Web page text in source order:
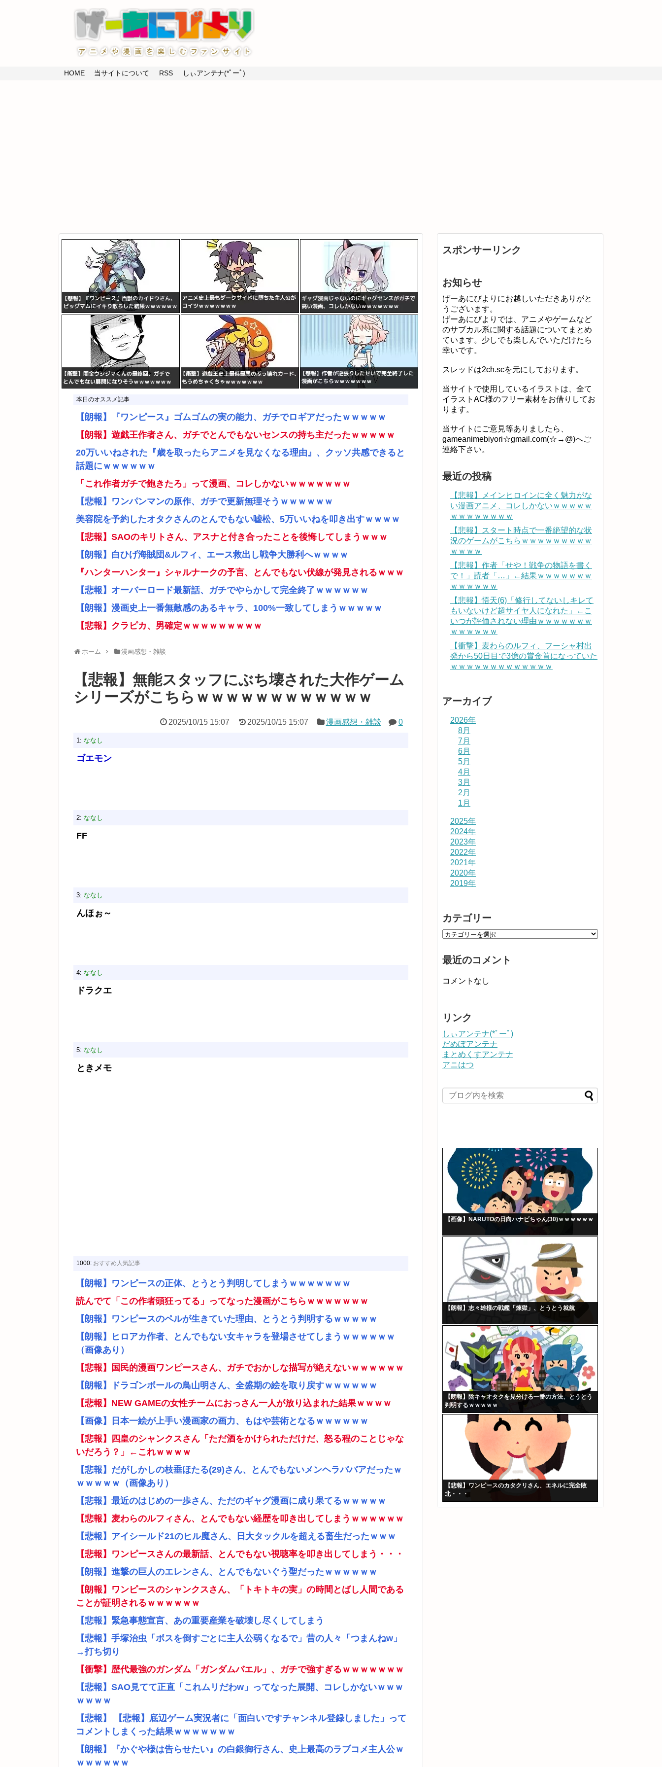
HOME 当サイトについて RSS しぃアンテナ(*ﾟーﾟ)
本日のオススメ記事
【朗報】『ワンピース』ゴムゴムの実の能力、ガチでロギアだったｗｗｗｗｗ
【朗報】遊戯王作者さん、ガチでとんでもないセンスの持ち主だったｗｗｗｗｗ
20万いいねされた『歳を取ったらアニメを見なくなる理由』、クッソ共感できると
話題にｗｗｗｗｗｗ
「これ作者ガチで飽きたろ」って漫画、コレしかないｗｗｗｗｗｗｗ
【悲報】ワンパンマンの原作、ガチで更新無理そうｗｗｗｗｗｗ
美容院を予約したオタクさんのとんでもない嘘松、5万いいねを叩き出すｗｗｗｗ
【悲報】SAOのキリトさん、アスナと付き合ったことを後悔してしまうｗｗｗ
【朗報】白ひげ海賊団&ルフィ、エース救出し戦争大勝利へｗｗｗｗ
『ハンターハンター』シャルナークの予言、とんでもない伏線が発見されるｗｗｗ
【悲報】オーバーロード最新話、ガチでやらかして完全終了ｗｗｗｗｗｗ
【朗報】漫画史上一番無敵感のあるキャラ、100%一致してしまうｗｗｗｗｗ
【悲報】クラピカ、男確定ｗｗｗｗｗｗｗｗｗ
ホーム 漫画感想・雑談
【悲報】無能スタッフにぶち壊された大作ゲーム
シリーズがこちらｗｗｗｗｗｗｗｗｗｗｗｗ
2025/10/15 15:07 2025/10/15 15:07 漫画感想・雑談 0
1: ななし
ゴエモン
2: ななし
FF
3: ななし
んほぉ～
4: ななし
ドラクエ
5: ななし
ときメモ
1000: おすすめ人気記事
【朗報】ワンピースの正体、とうとう判明してしまうｗｗｗｗｗｗｗ
読んでて「この作者頭狂ってる」ってなった漫画がこちらｗｗｗｗｗｗｗ
【朗報】ワンピースのペルが生きていた理由、とうとう判明するｗｗｗｗｗ
【朗報】ヒロアカ作者、とんでもない女キャラを登場させてしまうｗｗｗｗｗｗ
（画像あり）
【悲報】国民的漫画ワンピースさん、ガチでおかしな描写が絶えないｗｗｗｗｗｗ
【朗報】ドラゴンボールの鳥山明さん、全盛期の絵を取り戻すｗｗｗｗｗｗ
【悲報】NEW GAMEの女性チームにおっさん一人が放り込まれた結果ｗｗｗｗ
【画像】日本一絵が上手い漫画家の画力、もはや芸術となるｗｗｗｗｗｗ
【悲報】四皇のシャンクスさん「ただ酒をかけられただけだ、怒る程のことじゃな
いだろう？」←これｗｗｗｗ
【悲報】だがしかしの枝垂ほたる(29)さん、とんでもないメンヘラババアだったｗ
ｗｗｗｗｗ（画像あり）
【悲報】最近のはじめの一歩さん、ただのギャグ漫画に成り果てるｗｗｗｗｗ
【悲報】麦わらのルフィさん、とんでもない経歴を叩き出してしまうｗｗｗｗｗｗ
【悲報】アイシールド21のヒル魔さん、日大タックルを超える畜生だったｗｗｗ
【悲報】ワンピースさんの最新話、とんでもない視聴率を叩き出してしまう・・・
【朗報】進撃の巨人のエレンさん、とんでもないぐう聖だったｗｗｗｗｗｗ
【朗報】ワンピースのシャンクスさん、「トキトキの実」の時間とばし人間である
ことが証明されるｗｗｗｗｗｗ
【悲報】緊急事態宣言、あの重要産業を破壊し尽くしてしまう
【悲報】手塚治虫「ボスを倒すごとに主人公弱くなるで」昔の人々「つまんねw」
→打ち切り
【衝撃】歴代最強のガンダム「ガンダムバエル」、ガチで強すぎるｗｗｗｗｗｗｗ
【悲報】SAO見てて正直「これムリだわw」ってなった展開、コレしかないｗｗｗ
ｗｗｗｗ
【悲報】 【悲報】底辺ゲーム実況者に「面白いですチャンネル登録しました」って
コメントしまくった結果ｗｗｗｗｗｗｗ
【朗報】『かぐや様は告らせたい』の白銀御行さん、史上最高のラブコメ主人公ｗ
ｗｗｗｗｗｗ
スポンサーリンク
お知らせ
げーあにびよりにお越しいただきありがと
うございます。
げーあにびよりでは、アニメやゲームなど
のサブカル系に関する話題についてまとめ
ています。少しでも楽しんでいただけたら
幸いです。
スレッドは2ch.scを元にしております。
当サイトで使用しているイラストは、全て
イラストAC様のフリー素材をお借りしてお
ります。
当サイトにご意見等ありましたら、
gameanimebiyori☆gmail.com(☆→@)へご
連絡下さい。
最近の投稿
【悲報】メインヒロインに全く魅力がな
い漫画アニメ、コレしかないｗｗｗｗｗ
ｗｗｗｗｗｗｗｗ
【悲報】スタート時点で一番絶望的な状
況のゲームがこちらｗｗｗｗｗｗｗｗｗ
ｗｗｗｗ
【悲報】作者「せや！戦争の物語を書く
で！」読者「…」←結果ｗｗｗｗｗｗｗ
ｗｗｗｗｗｗ
【悲報】悟天(6)「修行してないしキレて
もいないけど超サイヤ人になれた」←こ
いつが評価されない理由ｗｗｗｗｗｗｗ
ｗｗｗｗｗｗ
【衝撃】麦わらのルフィ、フーシャ村出
発から50日目で3億の賞金首になっていた
ｗｗｗｗｗｗｗｗｗｗｗｗｗ
アーカイブ
2026年
8月
7月
6月
5月
4月
3月
2月
1月
2025年
2024年
2023年
2022年
2021年
2020年
2019年
カテゴリー
最近のコメント
コメントなし
リンク
しぃアンテナ(*ﾟーﾟ)
だめぽアンテナ
まとめくすアンテナ
アニはつ
【画像】NARUTOの日向ハナビちゃん(30)ｗｗｗｗｗｗ
【朗報】志々雄様の戦艦「煉獄」、とうとう就航
【朗報】陰キャオタクを見分ける一番の方法、とうとう
判明するｗｗｗｗｗ
【悲報】ワンピースのカタクリさん、エネルに完全敗
北・・・